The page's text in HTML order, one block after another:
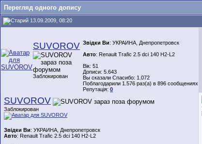
Перегляд одного допису
13.09.2009, 08:20
SUVOROV
Заблокирован
Звідки Ви: УКРАИНА, Днепропетровск
Авто: Renault Trafic 2.5 dci 140 H2-L2
Вік: 51
Дописи: 5.643
Вы сказали Спасибо: 1.072
Поблагодарили 1.576 раз(а) в 896 сообщениях
Репутація: 0
SUVOROV
Заблокирован
Звідки Ви: УКРАИНА, Днепропетровск
Авто: Renault Trafic 2.5 dci 140 H2-L2